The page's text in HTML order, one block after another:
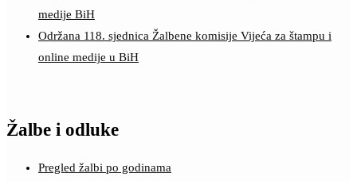
medije BiH
Održana 118. sjednica Žalbene komisije Vijeća za štampu i
online medije u BiH
Žalbe i odluke
Pregled žalbi po godinama